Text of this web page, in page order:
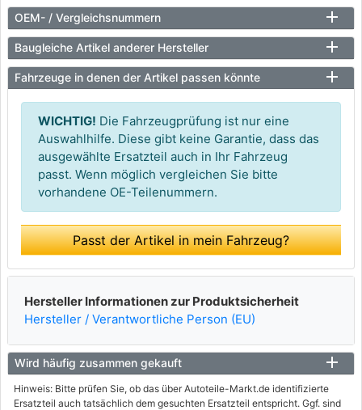
OEM- / Vergleichsnummern
Baugleiche Artikel anderer Hersteller
Fahrzeuge in denen der Artikel passen könnte
WICHTIG! Die Fahrzeugprüfung ist nur eine
Auswahlhilfe. Diese gibt keine Garantie, dass das
ausgewählte Ersatzteil auch in Ihr Fahrzeug
passt. Wenn möglich vergleichen Sie bitte
vorhandene OE-Teilenummern.
Passt der Artikel in mein Fahrzeug?
Hersteller Informationen zur Produktsicherheit
Hersteller / Verantwortliche Person (EU)
Wird häufig zusammen gekauft
Hinweis: Bitte prüfen Sie, ob das über Autoteile-Markt.de identifizierte
Ersatzteil auch tatsächlich dem gesuchten Ersatzteil entspricht. Ggf. sind